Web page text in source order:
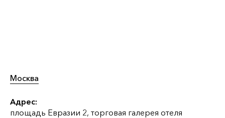
Москва
Адрес:
площадь Евразии 2, торговая галерея отеля